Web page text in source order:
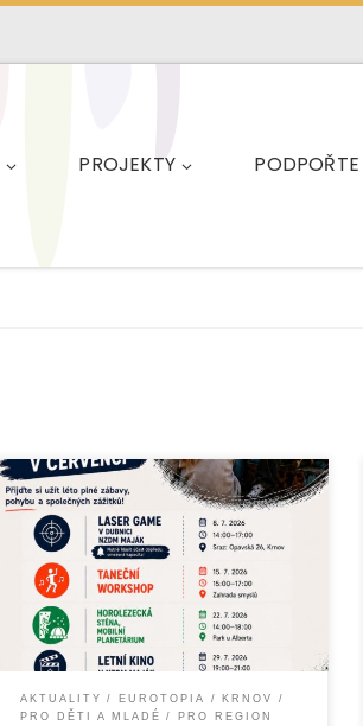
PROJEKTY
Letní prázdniny v Krnově budou letos
plné pohybu, tvoření, hudby
a nezapomenutelných zážitků. Město
Krnov ve spolupráci s Armádou
spásy
a organizací EUROTOPIA.CZ připravilo
pro děti
AKTUALITY EUROTOPIA
KRNOV
PRO DĚTI A MLADÉ
PRO REGION